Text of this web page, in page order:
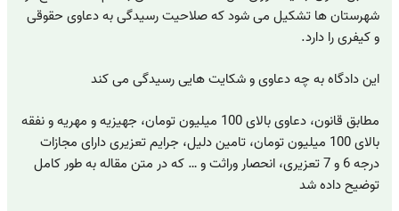
شهرستان ها تشکیل می شود که صلاحیت رسیدگی به دعاوی حقوقی
و کیفری را دارد.
این دادگاه به چه دعاوی و شکایت هایی رسیدگی می کند
مطابق قانون، دعاوی بالای 100 میلیون تومان، جهیزیه و مهریه و نفقه
بالای 100 میلیون تومان، تامین دلیل، جرایم تعزیری دارای مجازات
درجه 6 و 7 تعزیری، انحصار وراثت و … که در متن مقاله به طور کامل
توضیح داده شد